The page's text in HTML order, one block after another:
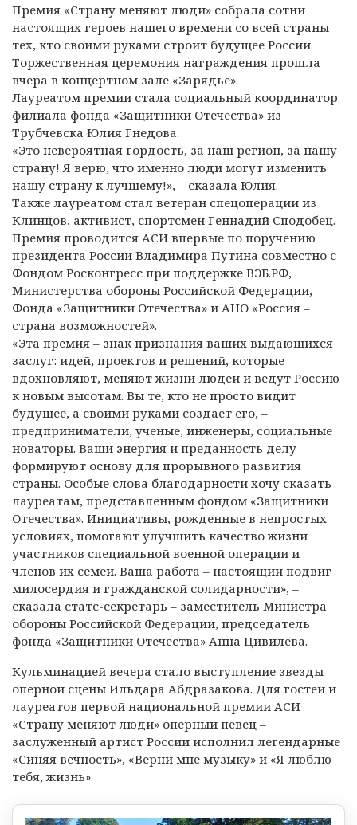
Премия «Страну меняют люди» собрала сотни
настоящих героев нашего времени со всей страны –
тех, кто своими руками строит будущее России.
Торжественная церемония награждения прошла
вчера в концертном зале «Зарядье».
Лауреатом премии стала социальный координатор
филиала фонда «Защитники Отечества» из
Трубчевска Юлия Гнедова.
«Это невероятная гордость, за наш регион, за нашу
страну! Я верю, что именно люди могут изменить
нашу страну к лучшему!», – сказала Юлия.
Также лауреатом стал ветеран спецоперации из
Клинцов, активист, спортсмен Геннадий Сподобец.
Премия проводится АСИ впервые по поручению
президента России Владимира Путина совместно с
Фондом Росконгресс при поддержке ВЭБ.РФ,
Министерства обороны Российской Федерации,
Фонда «Защитники Отечества» и АНО «Россия –
страна возможностей».
«Эта премия – знак признания ваших выдающихся
заслуг: идей, проектов и решений, которые
вдохновляют, меняют жизни людей и ведут Россию
к новым высотам. Вы те, кто не просто видит
будущее, а своими руками создает его, –
предприниматели, ученые, инженеры, социальные
новаторы. Ваши энергия и преданность делу
формируют основу для прорывного развития
страны. Особые слова благодарности хочу сказать
лауреатам, представленным фондом «Защитники
Отечества». Инициативы, рожденные в непростых
условиях, помогают улучшить качество жизни
участников специальной военной операции и
членов их семей. Ваша работа – настоящий подвиг
милосердия и гражданской солидарности», –
сказала статс-секретарь – заместитель Министра
обороны Российской Федерации, председатель
фонда «Защитники Отечества» Анна Цивилева.
Кульминацией вечера стало выступление звезды
оперной сцены Ильдара Абдразакова. Для гостей и
лауреатов первой национальной премии АСИ
«Страну меняют люди» оперный певец –
заслуженный артист России исполнил легендарные
«Синяя вечность», «Верни мне музыку» и «Я люблю
тебя, жизнь».